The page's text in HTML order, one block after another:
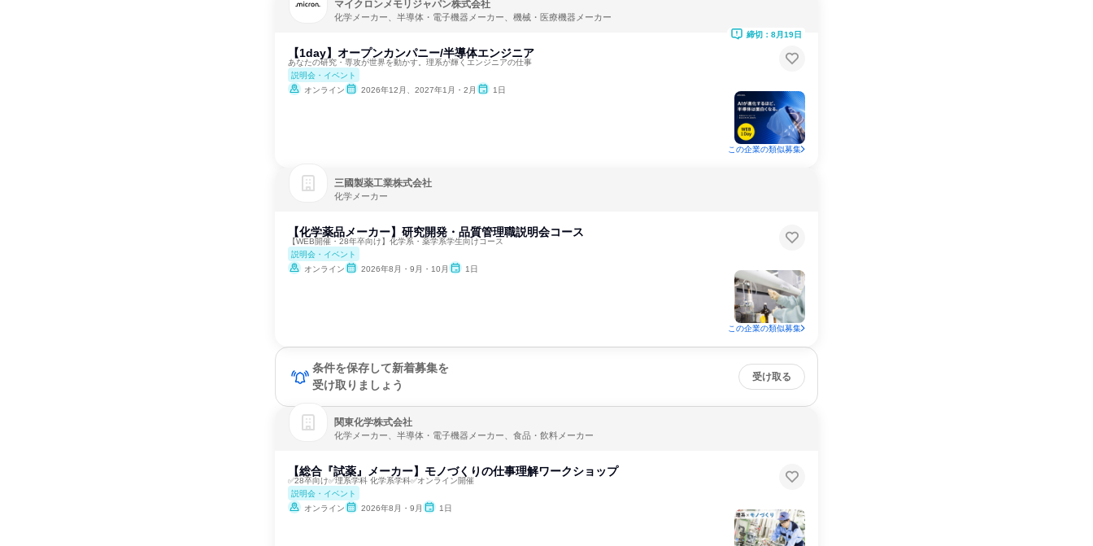
マイクロンメモリジャパン株式会社
化学メーカー、半導体・電子機器メーカー、機械・医療機器メーカー
【1day】オープンカンパニー/半導体エンジニア
あなたの研究・専攻が世界を動かす。理系が輝くエンジニアの仕事
説明会・イベント
オンライン
2026年12月、2027年1月・2月 1日
締切：8月19日
この企業の類似募集
三國製薬工業株式会社
化学メーカー
【化学薬品メーカー】研究開発・品質管理職説明会コース
【WEB開催・28年卒向け】化学系・薬学系学生向けコース
説明会・イベント
オンライン
2026年8月・9月・10月 1日
この企業の類似募集
条件を保存して新着募集を
受け取りましょう
受け取る
関東化学株式会社
化学メーカー、半導体・電子機器メーカー、食品・飲料メーカー
【総合『試薬』メーカー】モノづくりの仕事理解ワークショップ
✅28卒向け✅理系学科 化学系学科✅オンライン開催
説明会・イベント
オンライン
2026年8月・9月 1日